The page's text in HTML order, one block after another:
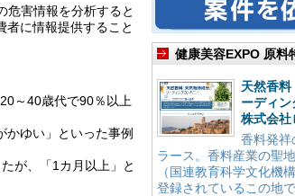
危害情報を分析すると
者に情報提供すること
～40歳代で90％以上
かゆい」といった事例
が、「1カ月以上」と
健康美容EXPO 原料
天然香料
ーディ
株式会社
香料発祥
ラース。香料産業の聖
（国連教育科学文化機
登録されているこの地